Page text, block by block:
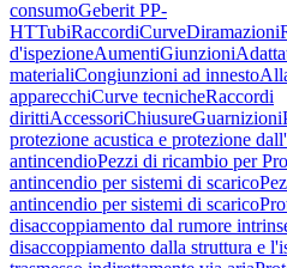
consumoGeberit PP-
HTTubiRaccordiCurveDiramazioni
d'ispezioneAumentiGiunzioni
materialiCongiunzioni ad innesto
apparecchiCurve tecnicheRaccordi
dirittiAccessoriChiusureGuarnizioni
protezione acustica e protezione
antincendioPezzi di ricambio per
antincendio per sistemi di scarico
antincendio per sistemi di scarico
disaccoppiamento dal rumore
disaccoppiamento dalla struttura e